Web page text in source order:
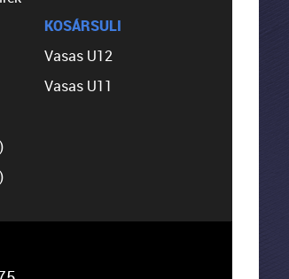
KOSÁRSULI
Vasas U12
Vasas U11